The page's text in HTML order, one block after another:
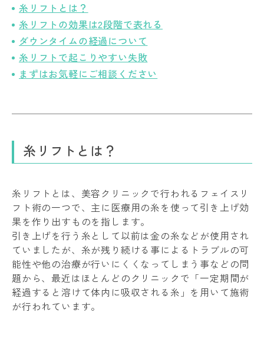
糸リフトとは？
糸リフトの効果は2段階で表れる
ダウンタイムの経過について
糸リフトで起こりやすい失敗
まずはお気軽にご相談ください
糸リフトとは？
糸リフトとは、美容クリニックで行われるフェイスリ
フト術の一つで、主に医療用の糸を使って引き上げ効
果を作り出すものを指します。
引き上げを行う糸として以前は金の糸などが使用され
ていましたが、糸が残り続ける事によるトラブルの可
能性や他の治療が行いにくくなってしまう事などの問
題から、最近はほとんどのクリニックで「一定期間が
経過すると溶けて体内に吸収される糸」を用いて施術
が行われています。